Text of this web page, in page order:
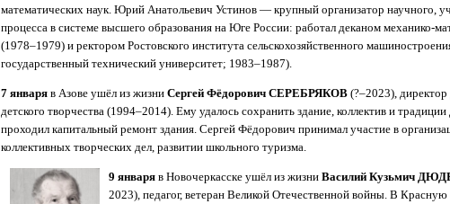
математических наук. Юрий Анатольевич Устинов — крупный организатор научного,
процесса в системе высшего образования на Юге России: работал деканом механико-
(1978–1979) и ректором Ростовского института сельскохозяйственного
государственный технический университет; 1983–1987).
7 января в Азове ушёл из жизни Сергей Фёдорович СЕРЕБРЯКОВ (?–2023),
детского творчества (1994–2014). Ему удалось сохранить здание, коллектив и
проходил капитальный ремонт здания. Сергей Фёдорович принимал участие в
коллективных творческих дел, развитии школьного туризма.
9 января в Новочеркасске ушёл из жизни Василий Кузьмич
2023), педагог, ветеран Великой Отечественной войны. В